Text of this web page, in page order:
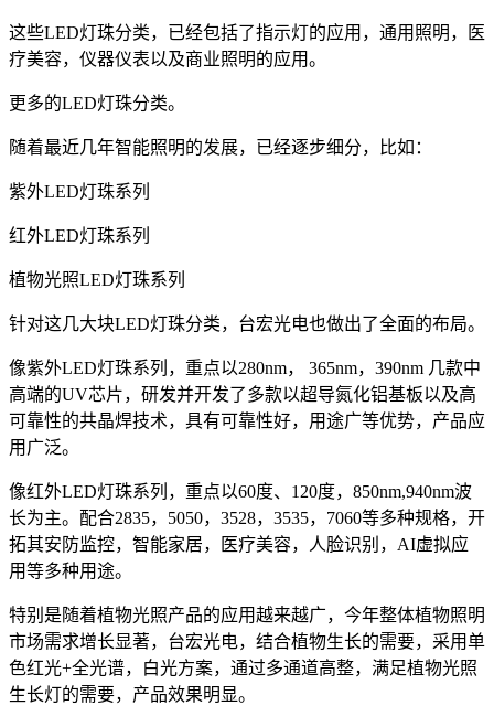
这些LED灯珠分类，已经包括了指示灯的应用，通用照明，医
疗美容，仪器仪表以及商业照明的应用。
更多的LED灯珠分类。
随着最近几年智能照明的发展，已经逐步细分，比如：
紫外LED灯珠系列
红外LED灯珠系列
植物光照LED灯珠系列
针对这几大块LED灯珠分类，台宏光电也做出了全面的布局。
像紫外LED灯珠系列，重点以280nm， 365nm，390nm 几款中
高端的UV芯片，研发并开发了多款以超导氮化铝基板以及高
可靠性的共晶焊技术，具有可靠性好，用途广等优势，产品应
用广泛。
像红外LED灯珠系列，重点以60度、120度，850nm,940nm波
长为主。配合2835，5050，3528，3535，7060等多种规格，开
拓其安防监控，智能家居，医疗美容，人脸识别，AI虚拟应
用等多种用途。
特别是随着植物光照产品的应用越来越广，今年整体植物照明
市场需求增长显著，台宏光电，结合植物生长的需要，采用单
色红光+全光谱，白光方案，通过多通道高整，满足植物光照
生长灯的需要，产品效果明显。